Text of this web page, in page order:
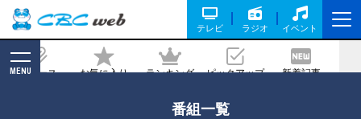
テレビ ラジオ イベント
ニュース お気に入り ランキング ピックアップ 新着記事
MENU
番組一覧